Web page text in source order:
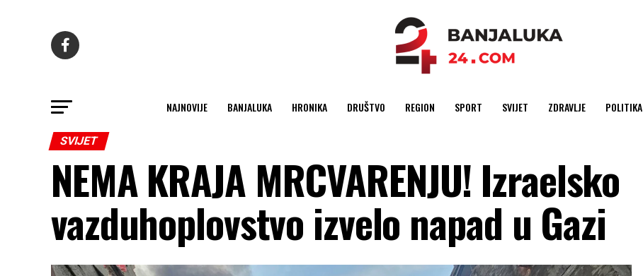
NAJNOVIJE BANJALUKA HRONIKA DRUŠTVO REGION SPORT SVIJET ZDRAVLJE POLITIKA
SVIJET
NEMA KRAJA MRCVARENJU! Izraelsko
vazduhoplovstvo izvelo napad u Gazi